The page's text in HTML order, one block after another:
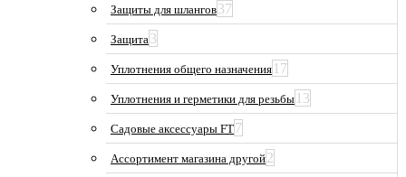
Защиты для шлангов37
Защита3
Уплотнения общего назначения 17
Уплотнения и герметики для резьбы 13
Садовые аксессуары FT7
Ассортимент магазина другой2